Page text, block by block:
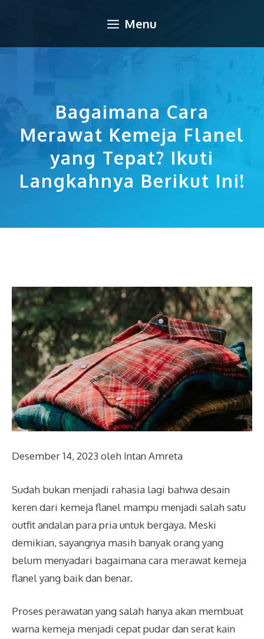
Menu
Bagaimana Cara
Merawat Kemeja Flanel
yang Tepat? Ikuti
Langkahnya Berikut Ini!
Desember 14, 2023 oleh Intan Amreta
Sudah bukan menjadi rahasia lagi bahwa desain
keren dari kemeja flanel mampu menjadi salah satu
outfit andalan para pria untuk bergaya. Meski
demikian, sayangnya masih banyak orang yang
belum menyadari bagaimana cara merawat kemeja
flanel yang baik dan benar.
Proses perawatan yang salah hanya akan membuat
warna kemeja menjadi cepat pudar dan serat kain